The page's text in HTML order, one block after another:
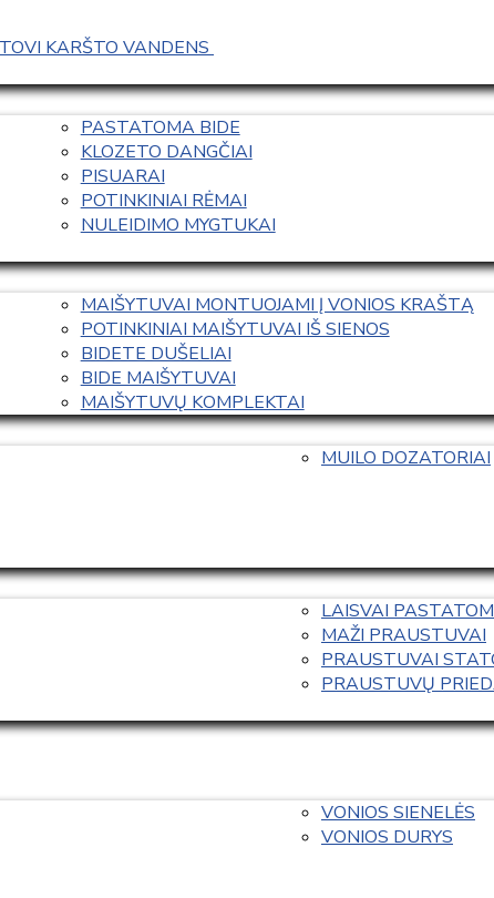
KARŠTO VANDENS
PASTATOMA BIDE
KLOZETO DANGČIAI
PISUARAI
POTINKINIAI RĖMAI
NULEIDIMO MYGTUKAI
MAIŠYTUVAI MONTUOJAMI Į VONIOS KRAŠTĄ
POTINKINIAI MAIŠYTUVAI IŠ SIENOS
BIDETE DUŠELIAI
BIDE MAIŠYTUVAI
MAIŠYTUVŲ KOMPLEKTAI
MUILO DOZATORIAI
LAISVAI
MAŽI PRAUSTUVAI
PRAUSTUVAI
PRAUSTUVŲ
VONIOS SIENELĖS
VONIOS DURYS